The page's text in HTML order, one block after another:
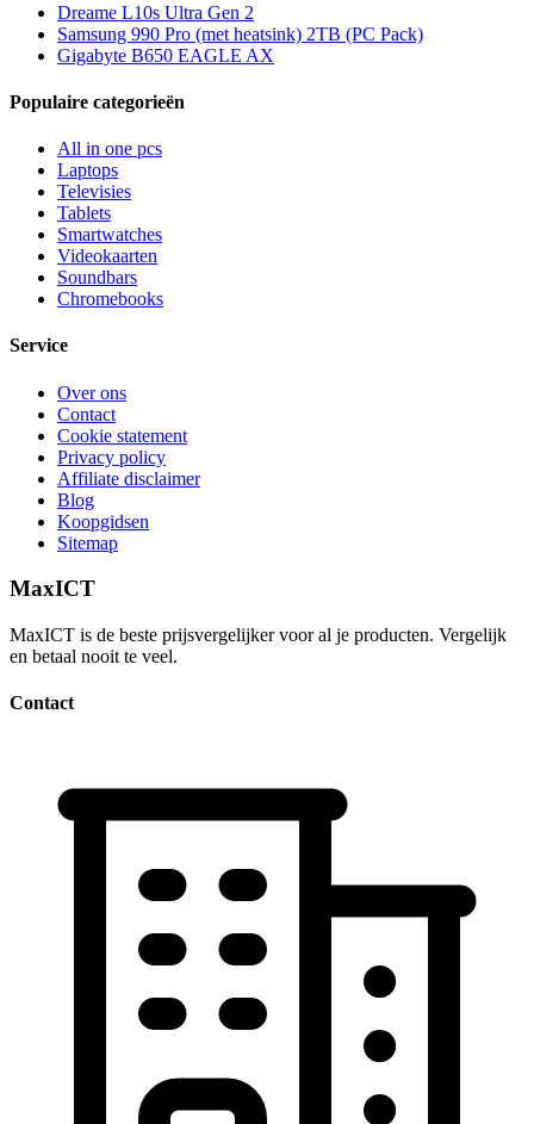
Dreame L10s Ultra Gen 2
Samsung 990 Pro (met heatsink) 2TB (PC Pack)
Gigabyte B650 EAGLE AX
Populaire categorieën
All in one pcs
Laptops
Televisies
Tablets
Smartwatches
Videokaarten
Soundbars
Chromebooks
Service
Over ons
Contact
Cookie statement
Privacy policy
Affiliate disclaimer
Blog
Koopgidsen
Sitemap
MaxICT
MaxICT is de beste prijsvergelijker voor al je producten. Vergelijk
en betaal nooit te veel.
Contact